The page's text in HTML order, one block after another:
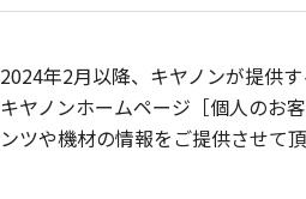
2024年2月以降、キヤノンが提供
キヤノンホームページ［個人のお
ンツや機材の情報をご提供させて頂